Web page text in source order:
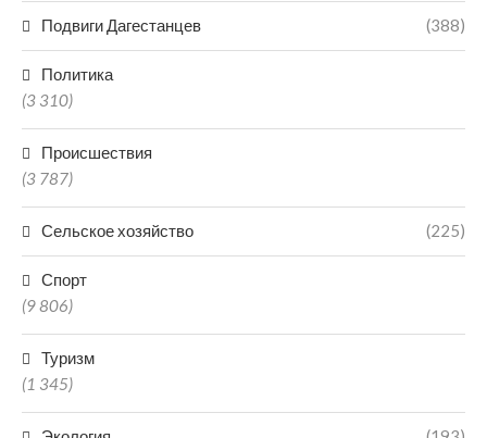
Подвиги Дагестанцев (388)
Политика
(3 310)
Происшествия
(3 787)
Сельское хозяйство (225)
Спорт
(9 806)
Туризм
(1 345)